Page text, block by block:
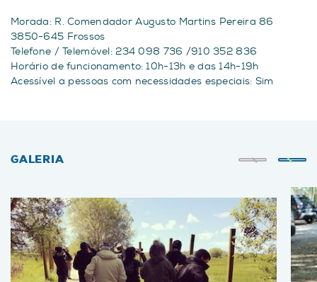
Morada: R. Comendador Augusto Martins Pereira 86
3850-645 Frossos
Telefone / Telemóvel: 234 098 736 /910 352 836
Horário de funcionamento: 10h-13h e das 14h-19h
Acessível a pessoas com necessidades especiais: Sim
GALERIA